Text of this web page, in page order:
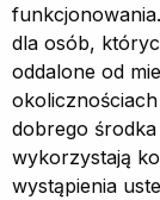
dla osób,
oddalone od
dobrego
wykorzystają
wystąpienia